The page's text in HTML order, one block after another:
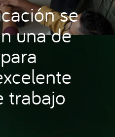
se
una de
trabajo